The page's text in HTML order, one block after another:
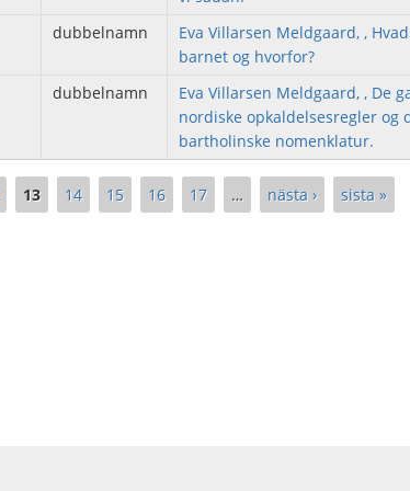
dubbelnamn
Eva Villarsen Meldgaard, ,
barnet og hvorfor?
dubbelnamn
Eva Villarsen Meldgaard, , De
nordiske opkaldelsesregler og
bartholinske nomenklatur.
13 14 15 16 17 … nästa › sista »